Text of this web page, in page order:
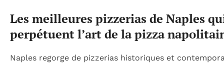
Les meilleures pizzerias de Naples
perpétuent l’art de la pizza
Naples regorge de pizzerias historiques et